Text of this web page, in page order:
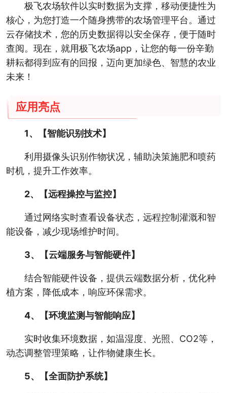
极飞农场软件以实时数据为支撑，移动便捷性为
核心，为您打造一个随身携带的农场管理平台。通过
云存储技术，您的历史数据得以安全保存，便于随时
查阅。现在，就用极飞农场app，让您的每一份辛勤
耕耘都得到应有的回报，迈向更加绿色、智慧的农业
未来！
应用亮点
1、【智能识别技术】
利用摄像头识别作物状况，辅助决策施肥和喷药
时机，提升工作效率。
2、【远程操控与监控】
通过网络实时查看设备状态，远程控制灌溉和智
能设备，减少现场维护时间。
3、【云端服务与智能硬件】
结合智能硬件设备，提供云端数据分析，优化种
植方案，降低成本，响应环保需求。
4、【环境监测与智能响应】
实时收集环境数据，如温湿度、光照、CO2等，
动态调整管理策略，让作物健康生长。
5、【全面防护系统】